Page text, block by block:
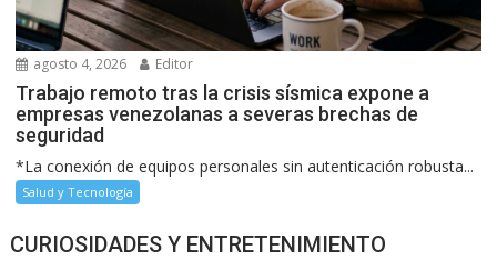
agosto 4, 2026 Editor
Trabajo remoto tras la crisis sísmica expone a
empresas venezolanas a severas brechas de
seguridad
*La conexión de equipos personales sin autenticación robusta...
Salud y Tecnología
CURIOSIDADES Y ENTRETENIMIENTO